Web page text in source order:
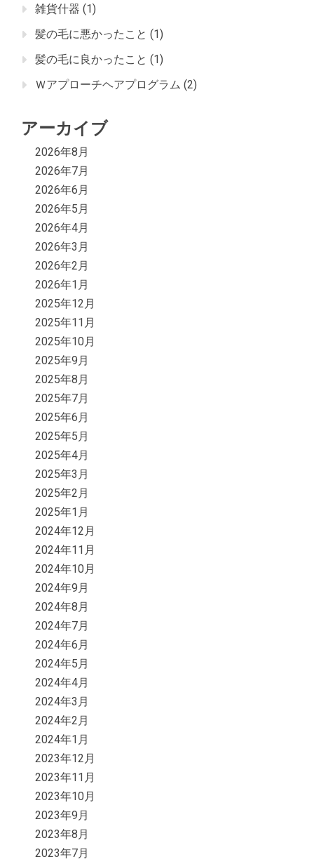
雑貨什器 (1)
髪の毛に悪かったこと (1)
髪の毛に良かったこと (1)
Ｗアプローチヘアプログラム (2)
アーカイブ
2026年8月
2026年7月
2026年6月
2026年5月
2026年4月
2026年3月
2026年2月
2026年1月
2025年12月
2025年11月
2025年10月
2025年9月
2025年8月
2025年7月
2025年6月
2025年5月
2025年4月
2025年3月
2025年2月
2025年1月
2024年12月
2024年11月
2024年10月
2024年9月
2024年8月
2024年7月
2024年6月
2024年5月
2024年4月
2024年3月
2024年2月
2024年1月
2023年12月
2023年11月
2023年10月
2023年9月
2023年8月
2023年7月